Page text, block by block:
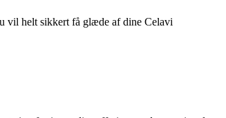
vil helt sikkert få glæde af dine Celavi